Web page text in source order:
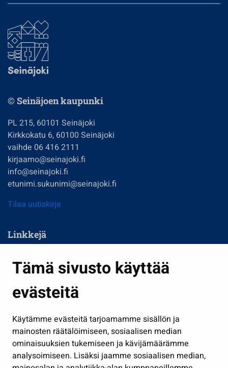
Tämä sivusto käyttää
evästeitä
Käytämme evästeitä tarjoamamme sisällön ja
mainosten räätälöimiseen, sosiaalisen median
ominaisuuksien tukemiseen ja kävijämäärämme
analysoimiseen. Lisäksi jaamme sosiaalisen median,
© Seinäjoen kaupunki
PL 215, 60101 Seinäjoki
Kirkkokatu 6, 60100 Seinäjoki
vaihde 06 416 2111
kirjaamo@seinajoki.fi
info@seinajoki.fi
etunimi.sukunimi@seinajoki.fi
Tilaa uutiskirje
Linkkejä
Kasvatus ja opetus
Kulttuuri ja liikunta
Työ ja yrittäminen
Osallistu ja asioi
Näytä omat evästeasetukseni